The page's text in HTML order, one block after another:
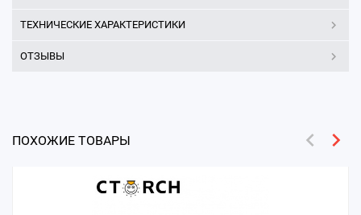
ТЕХНИЧЕСКИЕ ХАРАКТЕРИСТИКИ
ОТЗЫВЫ
ПОХОЖИЕ ТОВАРЫ